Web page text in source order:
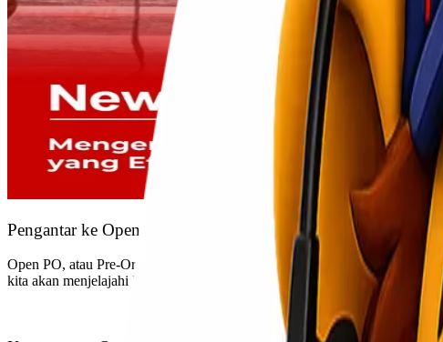
Pengantar ke Open PO
Open PO, atau Pre-Order, adalah strategi pemesanan di mana konsumen
kita akan menjelajahi konsep Open PO, bagaimana hal ini memberikan